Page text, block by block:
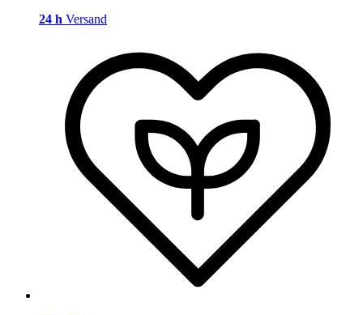
24 h Versand